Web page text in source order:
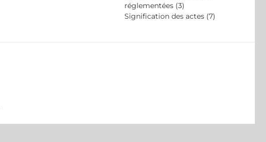
réglementées (3)
Signification des actes (7)